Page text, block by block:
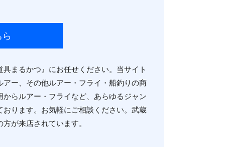
まるかつ』にお任せください。当サイト
ー、その他ルアー・フライ・船釣りの商
らルアー・フライなど、あらゆるジャン
ります。お気軽にご相談ください。武蔵
が来店されています。